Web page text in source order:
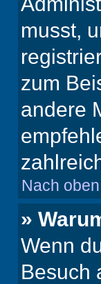
musst,
zum
andere
Nach oben
»
Wenn
Besuch